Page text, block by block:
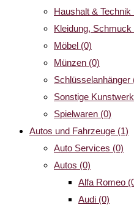
Haushalt & Technik
Kleidung, Schmuck
Möbel (0)
Münzen (0)
Schlüsselanhänger
Sonstige
Spielwaren (0)
Autos und Fahrzeuge (1)
Auto Services (0)
Autos (0)
Alfa Romeo
Audi (0)